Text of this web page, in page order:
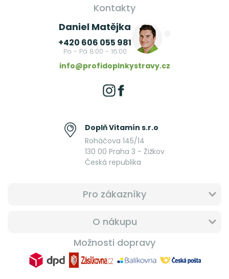
Kontakty
Daniel Matějka
+420 606 055 981
Po - Pá 8:00 - 16:00
info@profidoplnkystravy.cz
Doplň Vitamín s.r.o
Roháčova 145/14
130 00 Praha 3 - Žižkov
Česká republika
Pro zákazníky
O nákupu
Možnosti dopravy